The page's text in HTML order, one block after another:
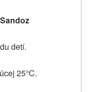
detí.
25°C.